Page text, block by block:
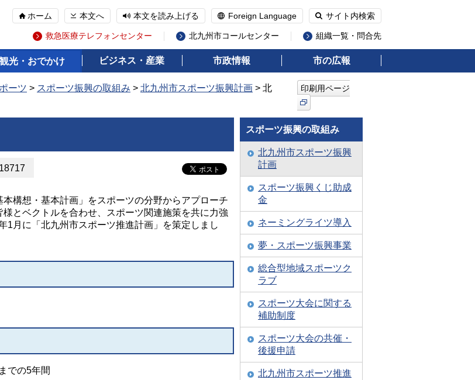
ホーム 本文へ 本文を読み上げる Foreign Language サイト内検索
救急医療テレフォンセンター 北九州市コールセンター 組織一覧・問合先
観光・おでかけ ビジネス・産業 市政情報 市の広報
ーツ > スポーツ振興の取組み > 北九州市スポーツ振興計画 > 北
印刷用ページ
構想・基本計画」をスポーツの分野からアプローチ
とベクトルを合わせ、スポーツ関連施策を共に力強
1月に「北九州市スポーツ推進計画」を策定しまし
での5年間
スポーツ振興の取組み
北九州市スポーツ振興
計画
スポーツ振興くじ助成
金
ネーミングライツ導入
夢・スポーツ振興事業
総合型地域スポーツク
ラブ
スポーツ大会に関する
補助制度
スポーツ大会の共催・
後援申請
北九州市スポーツ推進